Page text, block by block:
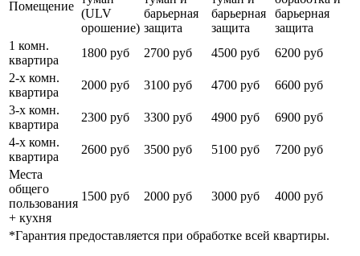
Помещение
(ULV
орошение)
барьерная
защита
барьерная
защита
барьерная
защита
1 комн.
квартира
1800 руб 2700 руб 4500 руб
6200 руб
2-х комн.
квартира
2000 руб 3100 руб 4700 руб
6600 руб
3-х комн.
квартира
2300 руб 3300 руб 4900 руб
6900 руб
4-х комн.
квартира
2600 руб 3500 руб 5100 руб
7200 руб
Места
общего
пользования
+ кухня
1500 руб 2000 руб 3000 руб 4000 руб
*Гарантия предоставляется при обработке всей квартиры.